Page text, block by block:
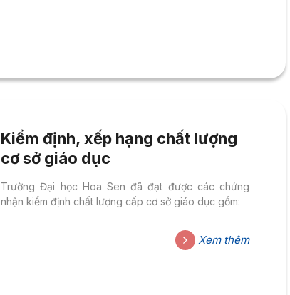
Kiểm định, xếp hạng chất lượng
cơ sở giáo dục
Trường Đại học Hoa Sen đã đạt được các chứng
nhận kiểm định chất lượng cấp cơ sở giáo dục gồm:
Xem thêm